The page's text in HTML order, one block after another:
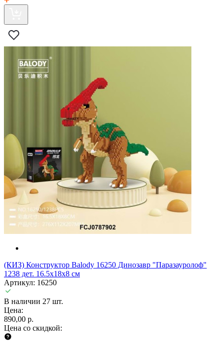
(КИЗ) Конструктор Balody 16250 Динозавр "Паразауролоф"
1238 дет. 16.5x18x8 см
Артикул: 16250
В наличии 27 шт.
Цена:
890,00 р.
Цена со скидкой: